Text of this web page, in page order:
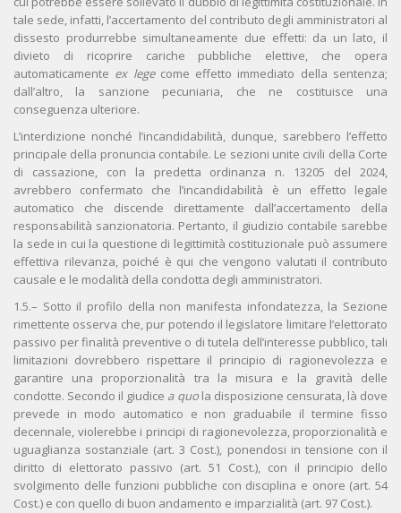
tale sede, infatti, l’accertamento del contributo degli amministratori al
dissesto produrrebbe simultaneamente due effetti: da un lato, il
divieto di ricoprire cariche pubbliche elettive, che opera
automaticamente ex lege come effetto immediato della sentenza;
dall’altro, la sanzione pecuniaria, che ne costituisce una
conseguenza ulteriore.
L’interdizione nonché l’incandidabilità, dunque, sarebbero l’effetto
principale della pronuncia contabile. Le sezioni unite civili della Corte
di cassazione, con la predetta ordinanza n. 13205 del 2024,
avrebbero confermato che l’incandidabilità è un effetto legale
automatico che discende direttamente dall’accertamento della
responsabilità sanzionatoria. Pertanto, il giudizio contabile sarebbe
la sede in cui la questione di legittimità costituzionale può assumere
effettiva rilevanza, poiché è qui che vengono valutati il contributo
causale e le modalità della condotta degli amministratori.
1.5.– Sotto il profilo della non manifesta infondatezza, la Sezione
rimettente osserva che, pur potendo il legislatore limitare l’elettorato
passivo per finalità preventive o di tutela dell’interesse pubblico, tali
limitazioni dovrebbero rispettare il principio di ragionevolezza e
garantire una proporzionalità tra la misura e la gravità delle
condotte. Secondo il giudice a quo la disposizione censurata, là dove
prevede in modo automatico e non graduabile il termine fisso
decennale, violerebbe i principi di ragionevolezza, proporzionalità e
uguaglianza sostanziale (art. 3 Cost.), ponendosi in tensione con il
diritto di elettorato passivo (art. 51 Cost.), con il principio dello
svolgimento delle funzioni pubbliche con disciplina e onore (art. 54
Cost.) e con quello di buon andamento e imparzialità (art. 97 Cost.).